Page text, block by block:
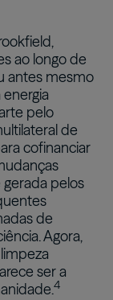
ao longo de
antes mesmo
pelo
de
cofinanciar
pelos
de
Agora,
ser a
4